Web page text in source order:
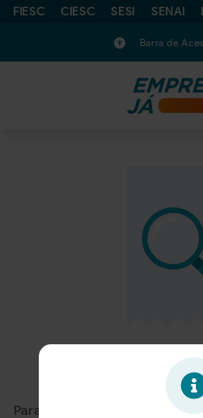
FIESC CIESC SESI SENAI
Barra de
Para ver mais, acesse a